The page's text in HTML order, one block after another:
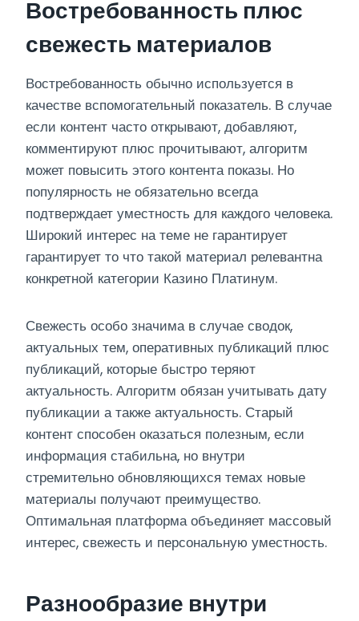
Востребованность плюс
свежесть материалов
Востребованность обычно используется в
качестве вспомогательный показатель. В случае
если контент часто открывают, добавляют,
комментируют плюс прочитывают, алгоритм
может повысить этого контента показы. Но
популярность не обязательно всегда
подтверждает уместность для каждого человека.
Широкий интерес на теме не гарантирует
гарантирует то что такой материал релевантна
конкретной категории Казино Платинум.
Свежесть особо значима в случае сводок,
актуальных тем, оперативных публикаций плюс
публикаций, которые быстро теряют
актуальность. Алгоритм обязан учитывать дату
публикации а также актуальность. Старый
контент способен оказаться полезным, если
информация стабильна, но внутри
стремительно обновляющихся темах новые
материалы получают преимущество.
Оптимальная платформа объединяет массовый
интерес, свежесть и персональную уместность.
Разнообразие внутри